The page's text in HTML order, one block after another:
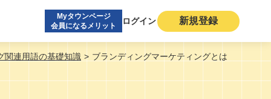
Myタウンページ
会員になるメリット
ログイン 新規登録
関連用語の基礎知識 ブランディングマーケティングとは